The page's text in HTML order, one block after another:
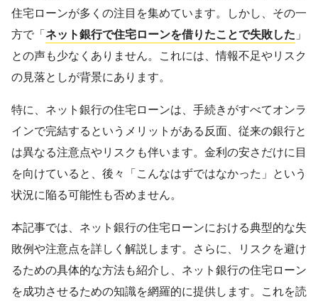
住宅ローンが多くの注目を集めています。しかし、その一
方で「ネット銀行で住宅ローンを借りたことで失敗した 」
との声も少なくありません。これには、情報不足やリスク
の見落としが背景にあります。
特に、ネット銀行の住宅ローンは、手続きがすべてオンラ
インで完結するというメリットがある反面、従来の銀行と
は異なる注意点やリスクも伴います。金利の安さだけに目
を向けていると、後々「こんなはずではなかった」という
状況に陥る可能性も否めません。
本記事では、ネット銀行の住宅ローンにおける典型的な失
敗例や注意点を詳しく解説します。さらに、リスクを避け
るための具体的な方法も紹介し、ネット銀行の住宅ローン
を成功させるための知識を網羅的に提供します。これを読